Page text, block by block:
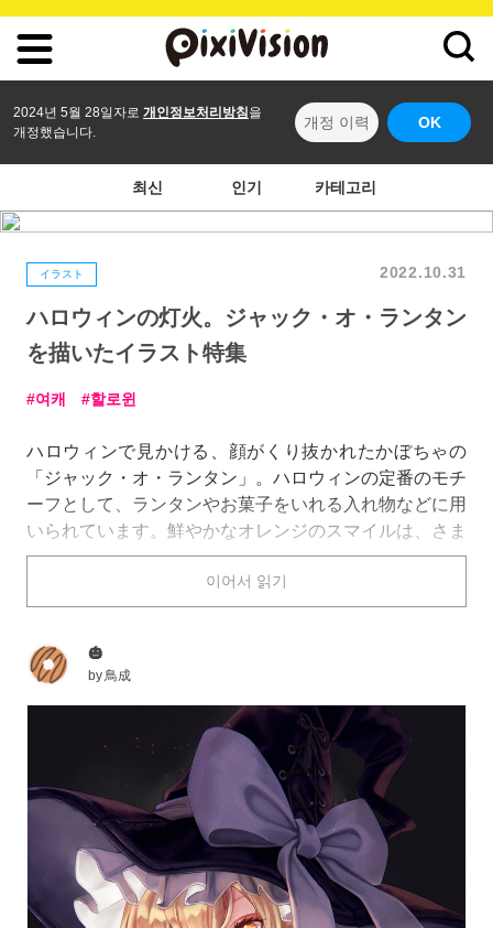
2024년 5월 28일자로 개인정보처리방침 을
개정했습니다.
개정 이력 OK
최신 인기 카테고리
イラスト 2022.10.31
ハロウィンの灯火。ジャック・オ・ランタン
を描いたイラスト特集
여캐 할로윈
ハロウィンで見かける、顔がくり抜かれたかぼちゃの
「ジャック・オ・ランタン」。ハロウィンの定番のモチ
ーフとして、ランタンやお菓子をいれる入れ物などに用
いられています。鮮やかなオレンジのスマイルは、さま
ざまな表情で夜を彩ってくれますね。
今回はそんな「ジャック・オ・ランタン」を描いたイラ
ストを特集しました。ぜひご覧ください。
이어서 읽기
🎃
by鳥成